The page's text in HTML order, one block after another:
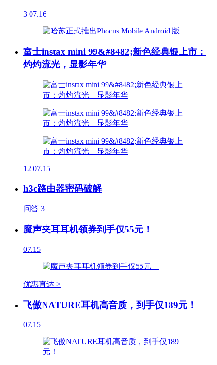
3 07.16
富士instax mini 99&#8482;新色经典银上市：
灼灼流光，显影年华
12 07.15
h3c路由器密码破解
问答 3
魔声夹耳耳机领券到手仅55元！
07.15
优惠直达 >
飞傲NATURE耳机高音质，到手仅189元！
07.15